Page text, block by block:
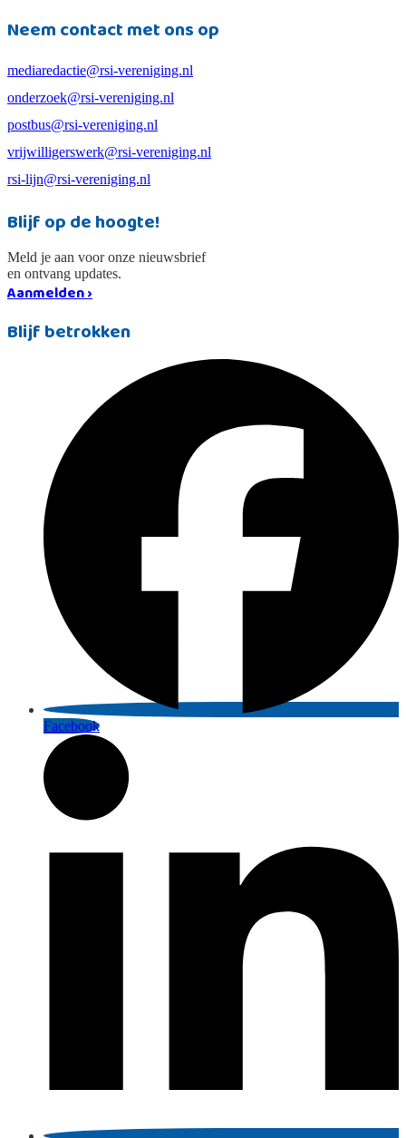
Neem contact met ons op
mediaredactie@rsi-vereniging.nl
onderzoek@rsi-vereniging.nl
postbus@rsi-vereniging.nl
vrijwilligerswerk@rsi-vereniging.nl
rsi-lijn@rsi-vereniging.nl
Blijf op de hoogte!
Meld je aan voor onze nieuwsbrief
en ontvang updates.
Aanmelden ›
Blijf betrokken
Facebook